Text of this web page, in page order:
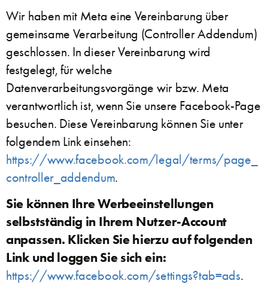
Wir haben mit Meta eine Vereinbarung über
gemeinsame Verarbeitung (Controller Addendum)
geschlossen. In dieser Vereinbarung wird
festgelegt, für welche
Datenverarbeitungsvorgänge wir bzw. Meta
verantwortlich ist, wenn Sie unsere Facebook-Page
besuchen. Diese Vereinbarung können Sie unter
folgendem Link einsehen:
https://www.facebook.com/legal/terms/page_
controller_addendum.
Sie können Ihre Werbeeinstellungen
selbstständig in Ihrem Nutzer-Account
anpassen. Klicken Sie hierzu auf folgenden
Link und loggen Sie sich ein:
https://www.facebook.com/settings?tab=ads.